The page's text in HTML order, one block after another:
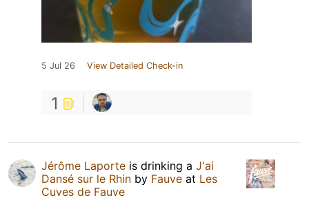
5 Jul 26 View Detailed Check-in
1
Jérôme Laporte is drinking a J'ai
Dansé sur le Rhin by Fauve at Les
Cuves de Fauve